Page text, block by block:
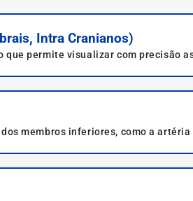
Intra Cranianos)
permite visualizar com precisão
membros inferiores, como a